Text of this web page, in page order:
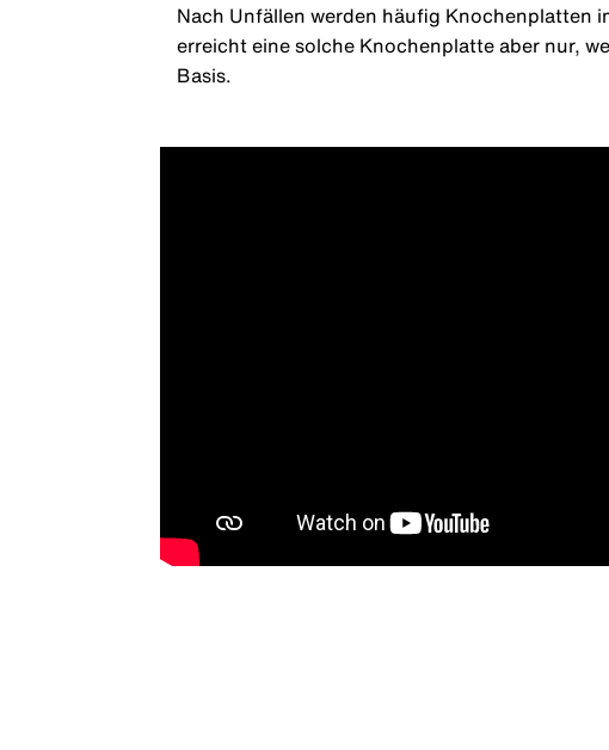
Nach Unfällen werden häufig Knochenplatten
erreicht eine solche Knochenplatte aber nur,
Basis.